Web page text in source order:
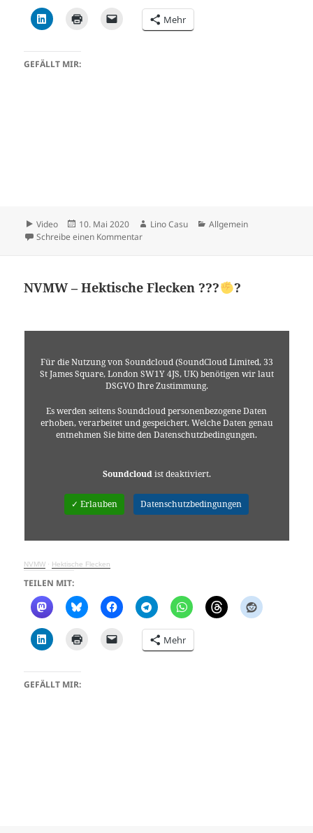
Mehr
GEFÄLLT MIR:
Format
Video
Veröffentlicht
am
10. Mai 2020 Autor
Lino Casu Kategorien
Allgemein
Schreibe einen Kommentarzu ??
NVMW – Hektische Flecken ??? ?
Für die Nutzung von Soundcloud (SoundCloud Limited, 33
St James Square, London SW1Y 4JS, UK) benötigen wir laut
DSGVO Ihre Zustimmung.
Es werden seitens Soundcloud personenbezogene Daten
erhoben, verarbeitet und gespeichert. Welche Daten genau
entnehmen Sie bitte den Datenschutzbedingungen.
Soundcloudist deaktiviert.
✓ Erlauben Datenschutzbedingungen
NVMW · Hektische Flecken
TEILEN MIT:
Mehr
GEFÄLLT MIR: